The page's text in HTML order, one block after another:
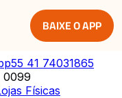
BAIXE O APP
55 41 74031865
0099
Físicas